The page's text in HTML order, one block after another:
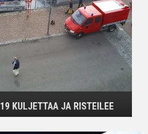
KULJETTAA JA RISTEILEE